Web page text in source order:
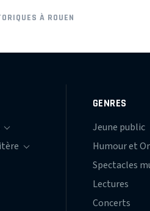
À ROUEN
GENRES
Jeune public
Humour et
Spectacles
Lectures
Concerts